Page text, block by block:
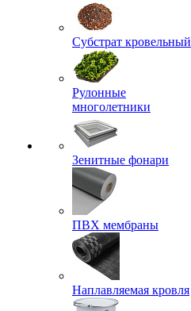
Субстрат кровельный
Рулонные
многолетники
Зенитные фонари
ПВХ мембраны
Наплавляемая кровля